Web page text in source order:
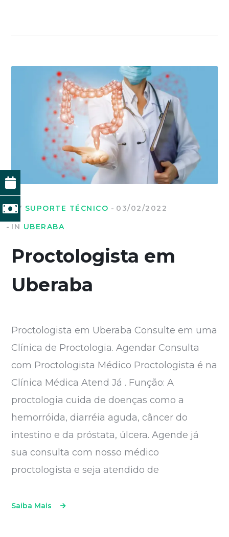
BY SUPORTE TÉCNICO
03/02/2022
IN UBERABA
Proctologista em
Uberaba
Proctologista em Uberaba Consulte em uma
Clínica de Proctologia. Agendar Consulta
com Proctologista Médico Proctologista é na
Clínica Médica Atend Já . Função: A
proctologia cuida de doenças como a
hemorróida, diarréia aguda, câncer do
intestino e da próstata, úlcera. Agende já
sua consulta com nosso médico
proctologista e seja atendido de
Saiba Mais